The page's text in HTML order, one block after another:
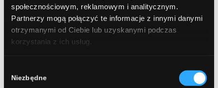
społecznościowym, reklamowym i analitycznym.
Partnerzy mogą połączyć te informacje z innymi danymi
otrzymanymi od Ciebie lub uzyskanymi podczas
korzystania z ich usług.
zgody
Niezbędne
zachowaniem założeń projektowych. Tu na
przykład programowo podparcia ślizgu
podążają za słupem do którego zostały
Dzięki zastosowanym rozwiązaniom